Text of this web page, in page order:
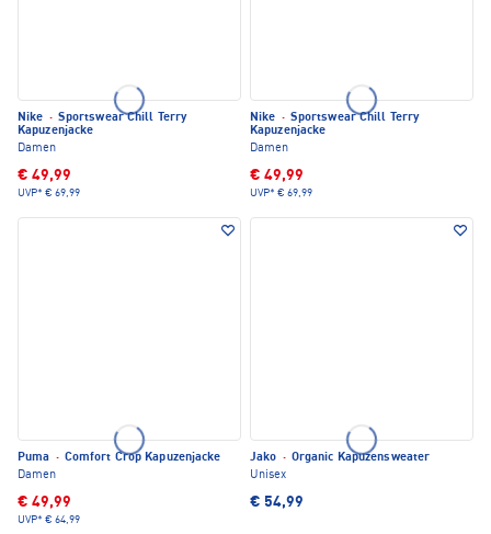
Nike · Sportswear Chill Terry
Kapuzenjacke
Damen
€ 49,99
UVP* € 69,99
Nike · Sportswear Chill Terry
Kapuzenjacke
Damen
€ 49,99
UVP* € 69,99
Puma · Comfort Crop Kapuzenjacke
Damen
€ 49,99
UVP* € 64,99
Jako · Organic Kapuzensweater
Unisex
€ 54,99